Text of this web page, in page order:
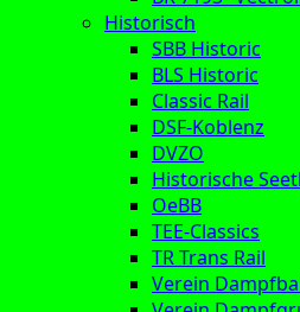
Historisch
SBB Historic
BLS Historic
Classic Rail
DSF-Koblenz
DVZO
Historische
OeBB
TEE-Classics
TR Trans Rail
Verein